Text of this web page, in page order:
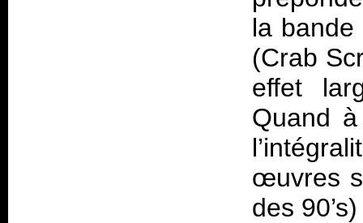
la bande
(Crab
effet
Quand
œuvres
des